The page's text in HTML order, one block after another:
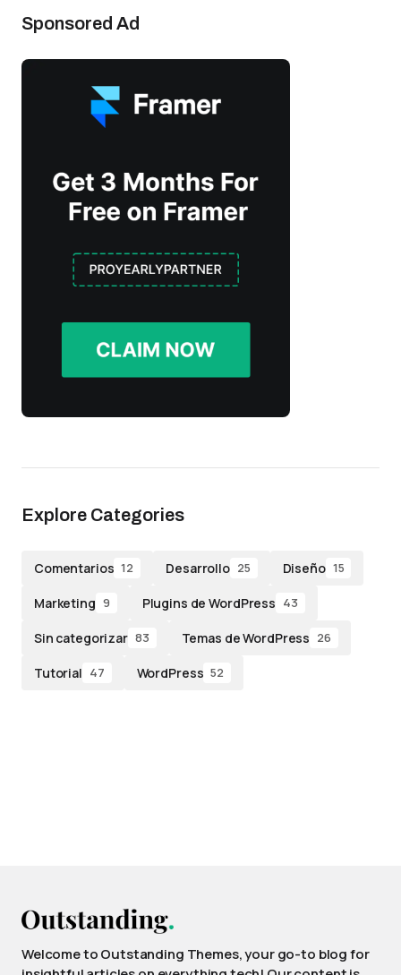
Sponsored Ad
Explore Categories
Comentarios 12 Desarrollo 25 Diseño 15
Marketing 9 Plugins de WordPress 43
Sin categorizar 83 Temas de WordPress 26
Tutorial 47 WordPress 52
Welcome to Outstanding Themes, your go-to blog for